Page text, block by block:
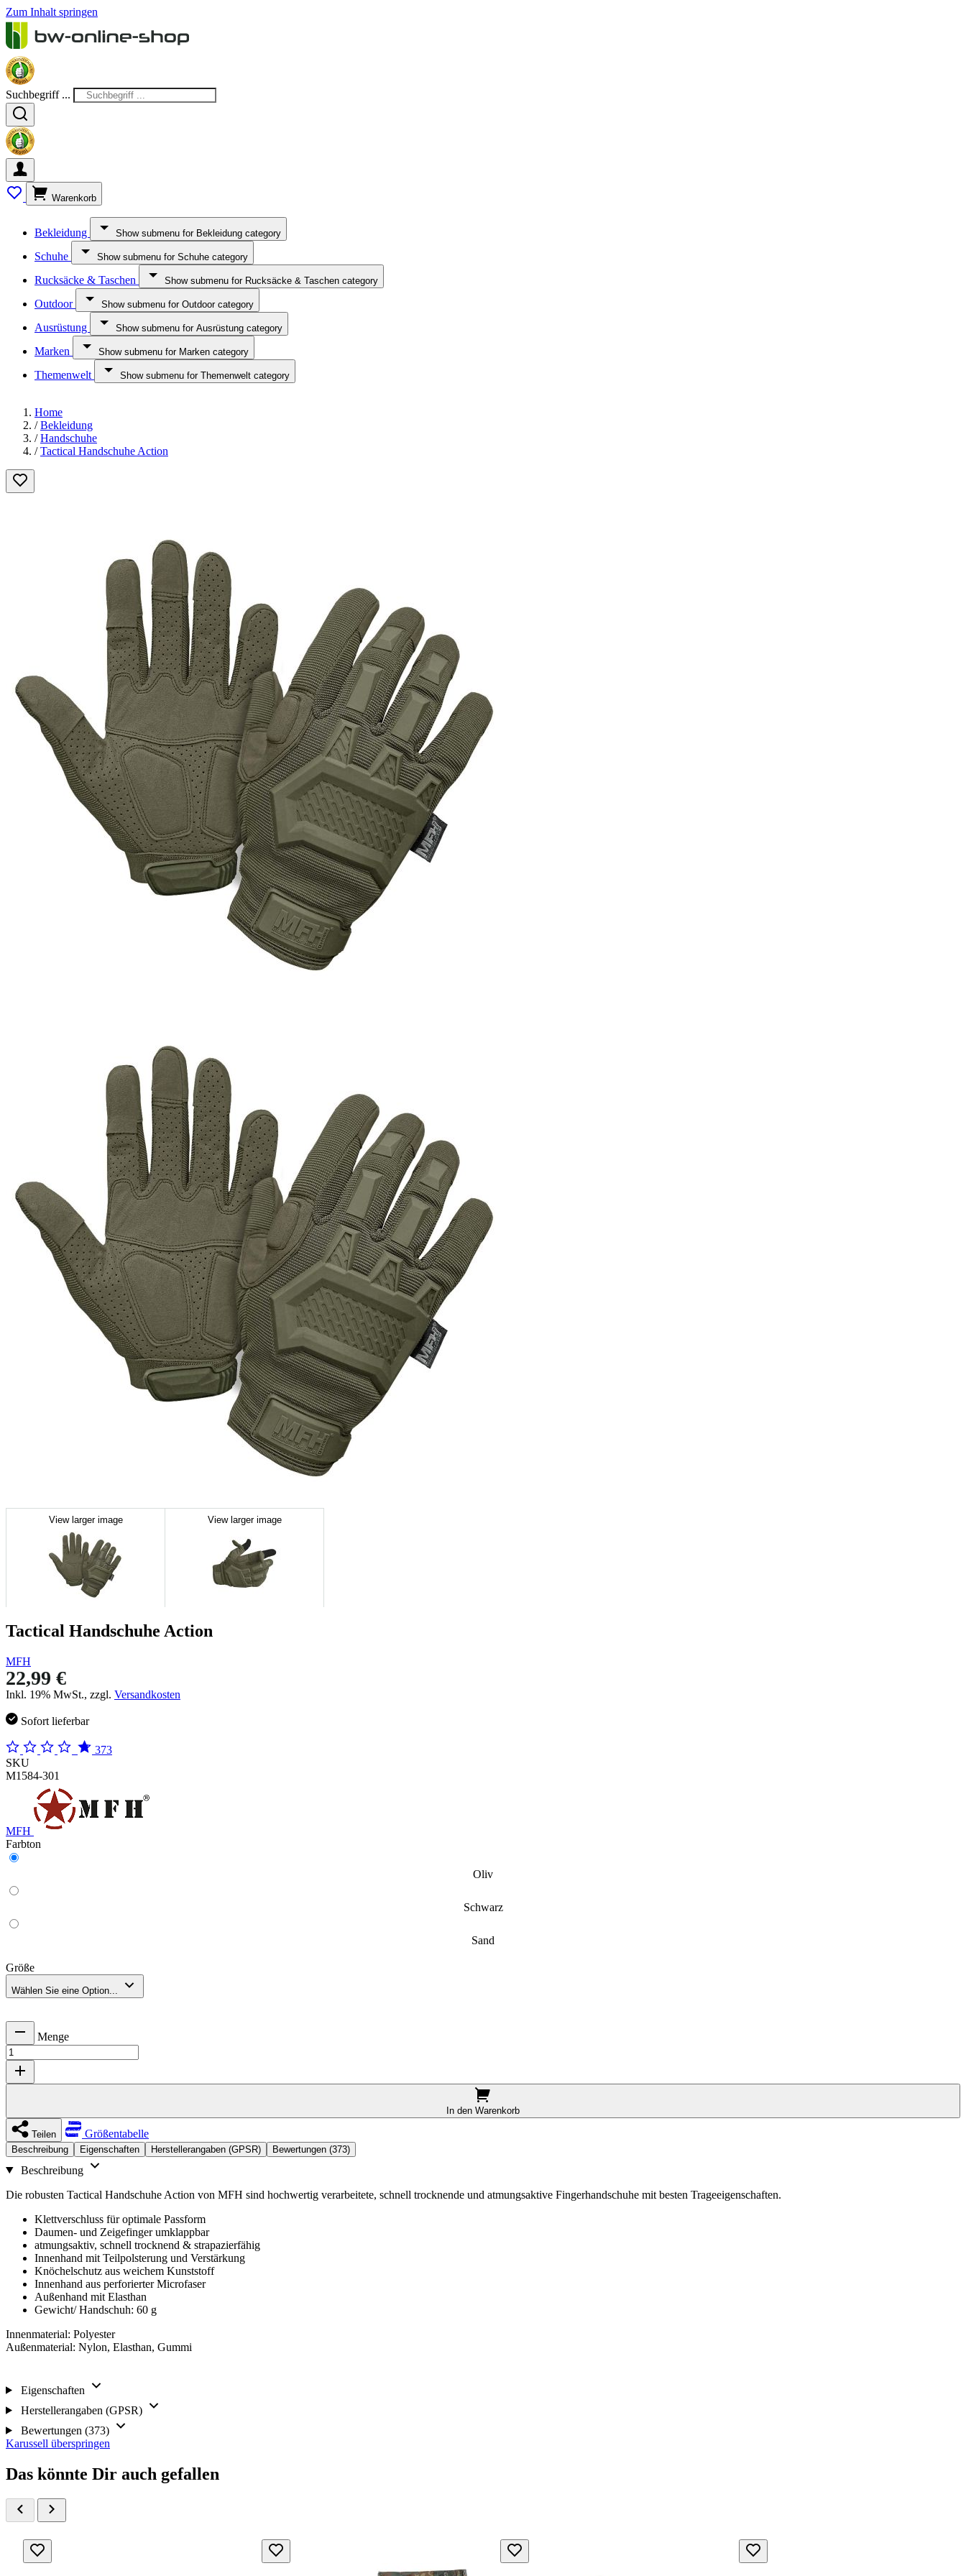
Zum Inhalt springen
Suchbegriff ...
Warenkorb
Bekleidung Show submenu for Bekleidung category
Schuhe Show submenu for Schuhe category
Rucksäcke & Taschen Show submenu for Rucksäcke & Taschen category
Outdoor Show submenu for Outdoor category
Ausrüstung Show submenu for Ausrüstung category
Marken Show submenu for Marken category
Themenwelt Show submenu for Themenwelt category
Home
/ Bekleidung
/ Handschuhe
/ Tactical Handschuhe Action
View larger image View larger image
Tactical Handschuhe Action
MFH
22,99 €
Inkl. 19% MwSt., zzgl. Versandkosten
Sofort lieferbar
373
SKU
M1584-301
MFH
Farbton
Oliv
Schwarz
Sand
Größe
Wählen Sie eine Option...
Menge
In den Warenkorb
Teilen Größentabelle
Beschreibung Eigenschaften Herstellerangaben (GPSR) Bewertungen (373)
Beschreibung
Die robusten Tactical Handschuhe Action von MFH sind hochwertig verarbeitete, schnell trocknende und atmungsaktive Fingerhandschuhe mit besten Trageeigenschaften.
Klettverschluss für optimale Passform
Daumen- und Zeigefinger umklappbar
atmungsaktiv, schnell trocknend & strapazierfähig
Innenhand mit Teilpolsterung und Verstärkung
Knöchelschutz aus weichem Kunststoff
Innenhand aus perforierter Microfaser
Außenhand mit Elasthan
Gewicht/ Handschuh: 60 g
Innenmaterial: Polyester
Außenmaterial: Nylon, Elasthan, Gummi
Eigenschaften
Herstellerangaben (GPSR)
Bewertungen (373)
Karussell überspringen
Das könnte Dir auch gefallen